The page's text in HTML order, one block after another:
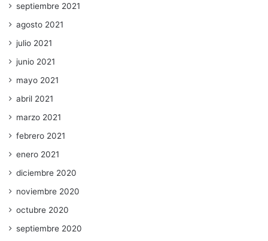
septiembre 2021
agosto 2021
julio 2021
junio 2021
mayo 2021
abril 2021
marzo 2021
febrero 2021
enero 2021
diciembre 2020
noviembre 2020
octubre 2020
septiembre 2020